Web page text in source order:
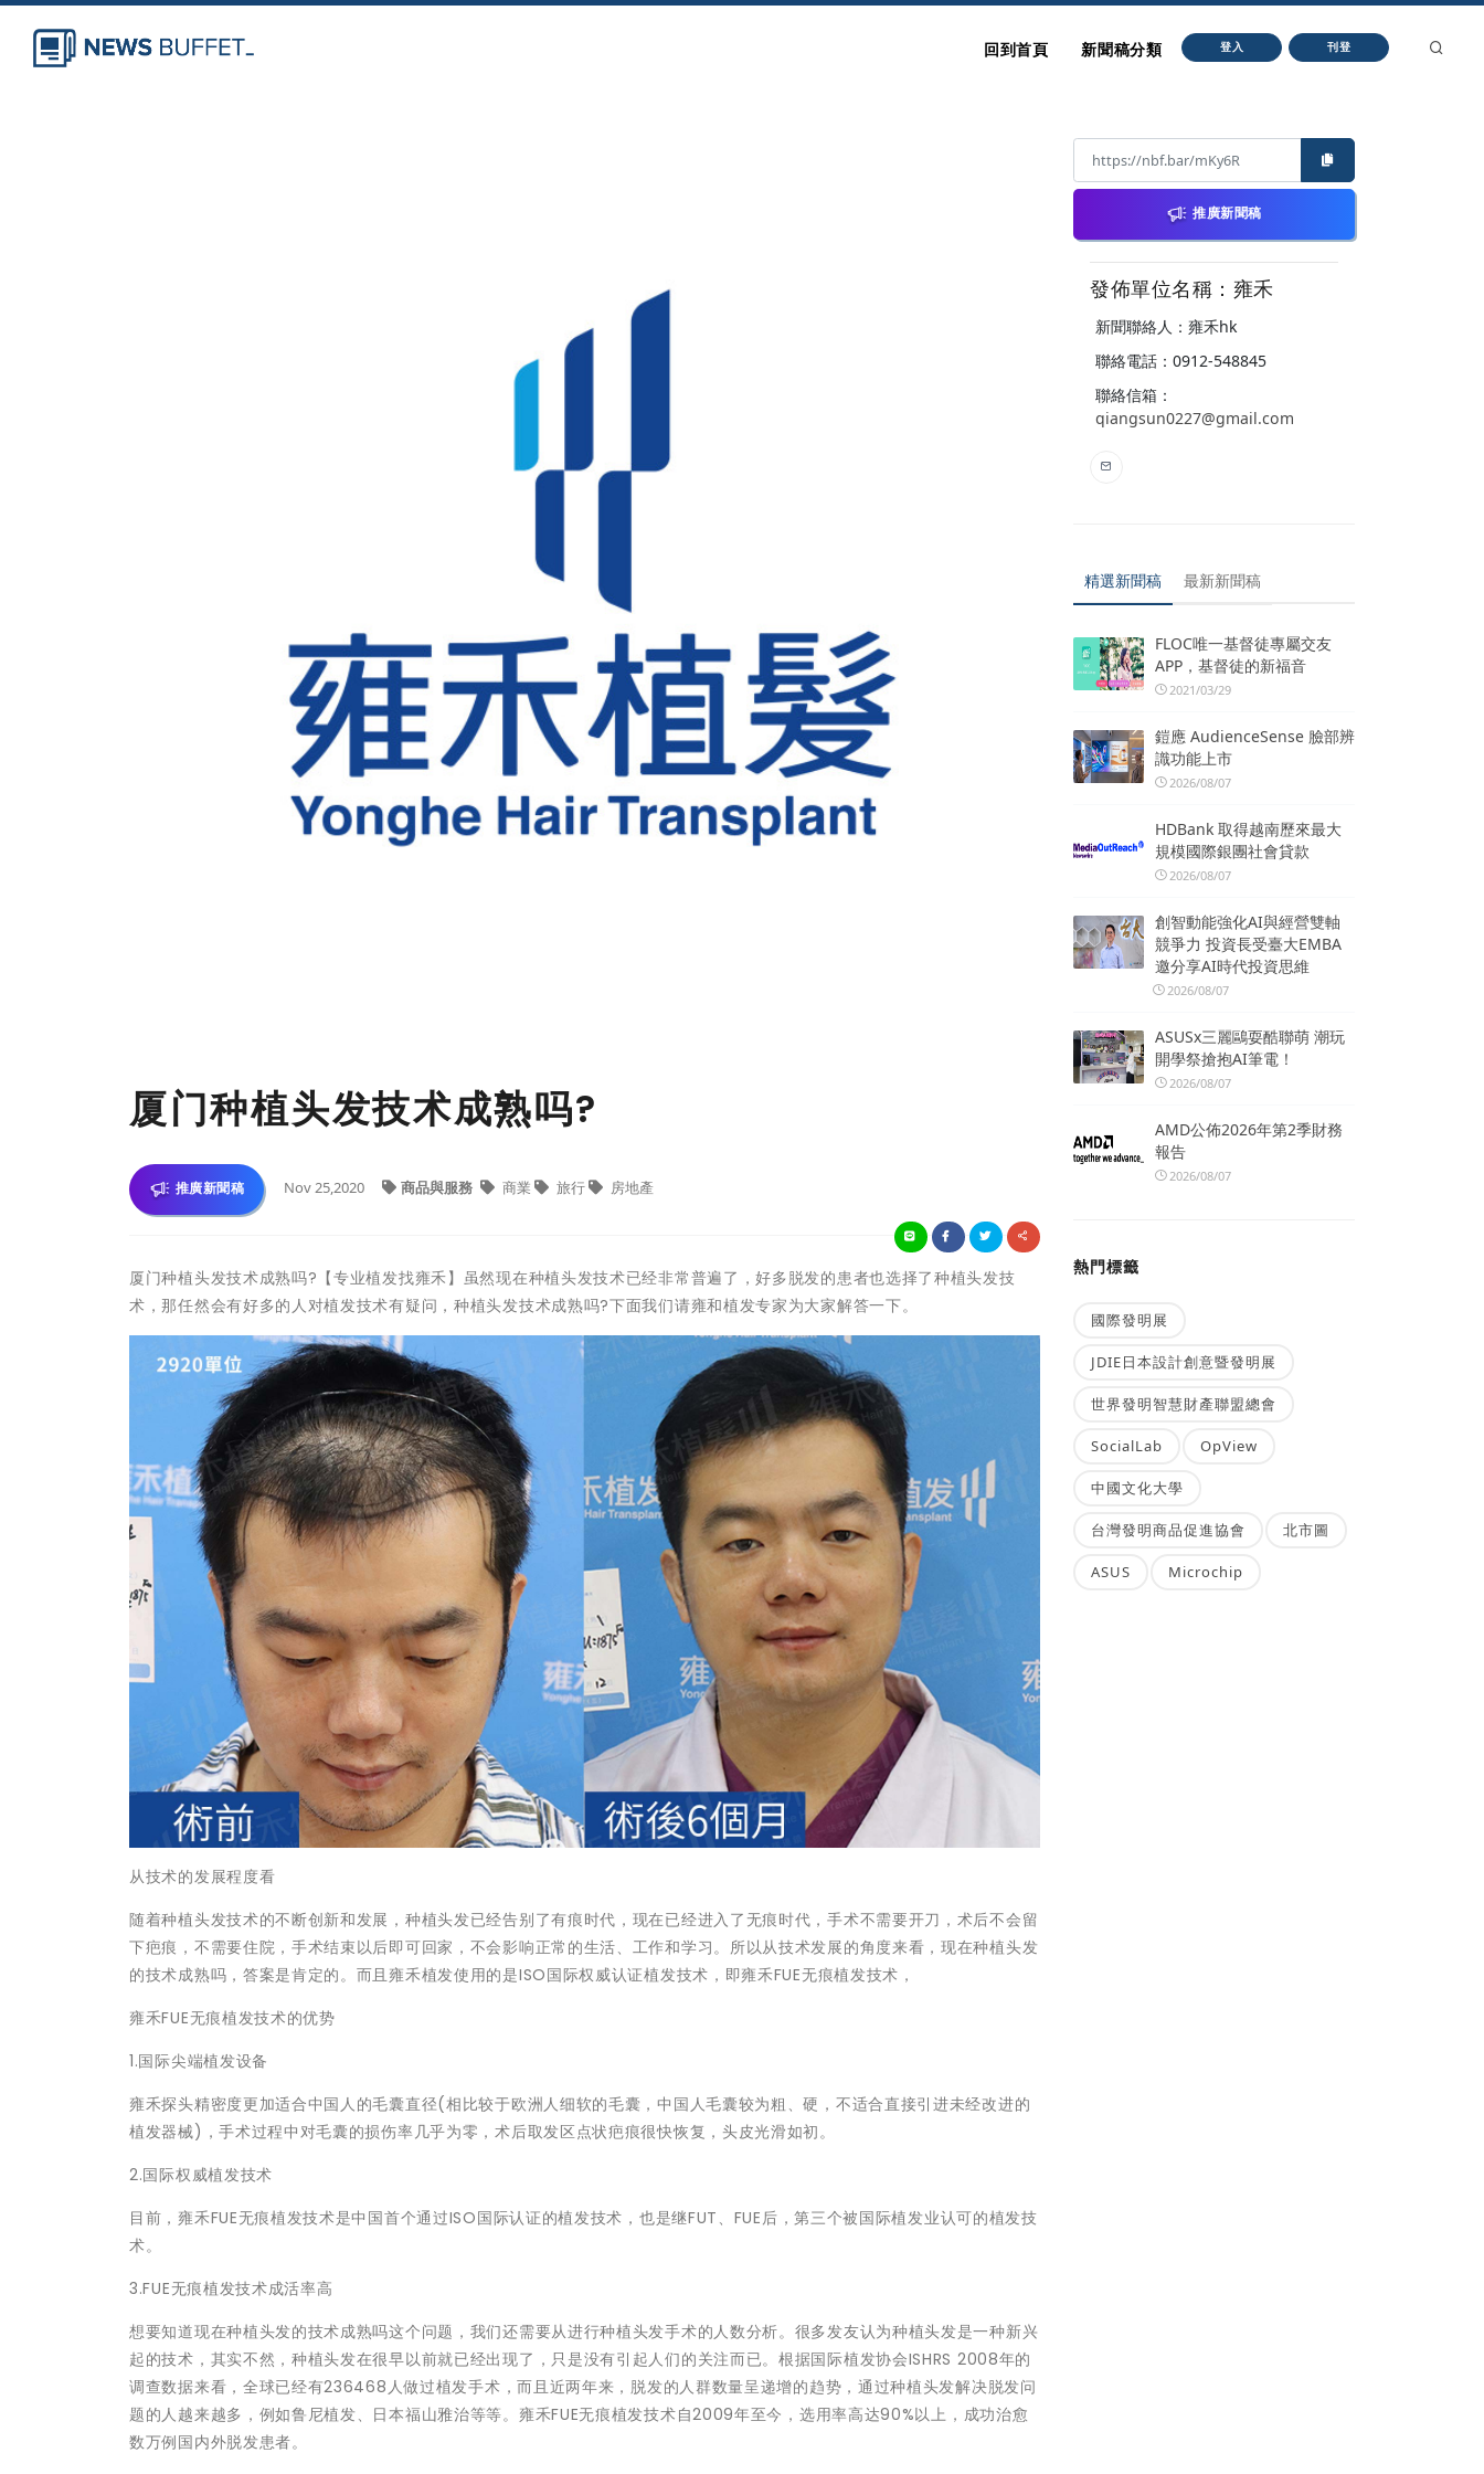
回到首頁 新聞稿分類 登入 刊登
厦门种植头发技术成熟吗?
推廣新聞稿 Nov 25,2020 商品與服務 商業 旅行 房地產
厦门种植头发技术成熟吗?【专业植发找雍禾】虽然现在种植头发技术已经非常普遍了，好多脱发的患者也选择了种植头发技
术，那任然会有好多的人对植发技术有疑问，种植头发技术成熟吗?下面我们请雍和植发专家为大家解答一下。
从技术的发展程度看
随着种植头发技术的不断创新和发展，种植头发已经告别了有痕时代，现在已经进入了无痕时代，手术不需要开刀，术后不会留
下疤痕，不需要住院，手术结束以后即可回家，不会影响正常的生活、工作和学习。所以从技术发展的角度来看，现在种植头发
的技术成熟吗，答案是肯定的。而且雍禾植发使用的是ISO国际权威认证植发技术，即雍禾FUE无痕植发技术，
雍禾FUE无痕植发技术的优势
1.国际尖端植发设备
雍禾探头精密度更加适合中国人的毛囊直径(相比较于欧洲人细软的毛囊，中国人毛囊较为粗、硬，不适合直接引进未经改进的
植发器械)，手术过程中对毛囊的损伤率几乎为零，术后取发区点状疤痕很快恢复，头皮光滑如初。
2.国际权威植发技术
目前，雍禾FUE无痕植发技术是中国首个通过ISO国际认证的植发技术，也是继FUT、FUE后，第三个被国际植发业认可的植发技
术。
3.FUE无痕植发技术成活率高
想要知道现在种植头发的技术成熟吗这个问题，我们还需要从进行种植头发手术的人数分析。很多发友认为种植头发是一种新兴
起的技术，其实不然，种植头发在很早以前就已经出现了，只是没有引起人们的关注而已。根据国际植发协会ISHRS 2008年的
调查数据来看，全球已经有236468人做过植发手术，而且近两年来，脱发的人群数量呈递增的趋势，通过种植头发解决脱发问
题的人越来越多，例如鲁尼植发、日本福山雅治等等。雍禾FUE无痕植发技术自2009年至今，选用率高达90%以上，成功治愈
数万例国内外脱发患者。
推廣新聞稿
發佈單位名稱：雍禾
新聞聯絡人：雍禾hk
聯絡電話：0912-548845
聯絡信箱：
qiangsun0227@gmail.com
精選新聞稿 最新新聞稿
FLOC唯一基督徒專屬交友
APP，基督徒的新福音
2021/03/29
鎧應 AudienceSense 臉部辨
識功能上市
2026/08/07
HDBank 取得越南歷來最大
規模國際銀團社會貸款
2026/08/07
創智動能強化AI與經營雙軸
競爭力 投資長受臺大EMBA
邀分享AI時代投資思維
2026/08/07
ASUSx三麗鷗耍酷聯萌 潮玩
開學祭搶抱AI筆電！
2026/08/07
AMD公佈2026年第2季財務
報告
2026/08/07
熱門標籤
國際發明展
JDIE日本設計創意暨發明展
世界發明智慧財產聯盟總會
SocialLab OpView
中國文化大學
台灣發明商品促進協會 北市圖
ASUS Microchip